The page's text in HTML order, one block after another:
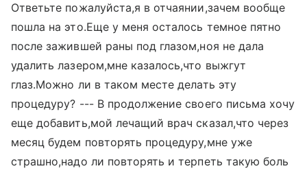
Ответьте пожалуйста,я в отчаянии,зачем вообще
пошла на это.Еще у меня осталось темное пятно
после зажившей раны под глазом,ноя не дала
удалить лазером,мне казалось,что выжгут
глаз.Можно ли в таком месте делать эту
процедуру? --- В продолжение своего письма хочу
еще добавить,мой лечащий врач сказал,что через
месяц будем повторять процедуру,мне уже
страшно,надо ли повторять и терпеть такую боль